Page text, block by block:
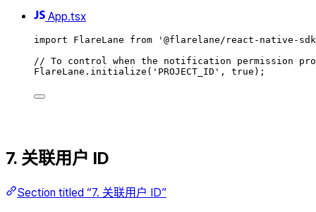
App.tsx
import FlareLane from ' @flarelane/react-native-sdk
// To control when the notification permission
FlareLane . initialize ( ' PROJECT_ID ' , true );
7. 关联用户 ID
Section titled “7. 关联用户 ID”